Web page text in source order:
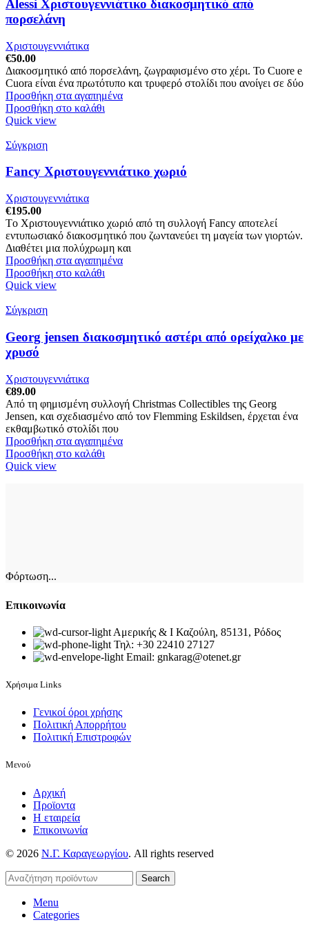
Alessi Χριστουγεννιάτικο διακοσμητικό από
πορσελάνη
Χριστουγεννιάτικα
€50.00
Διακοσμητικό από πορσελάνη, ζωγραφισμένο στο χέρι. Το Cuore e
Cuora είναι ένα πρωτότυπο και τρυφερό στολίδι που ανοίγει σε δύο
Προσθήκη στα αγαπημένα
Προσθήκη στο καλάθι
Quick view
Σύγκριση
Fancy Χριστουγεννιάτικο χωριό
Χριστουγεννιάτικα
€195.00
Tο Χριστουγεννιάτικο χωριό από τη συλλογή Fancy αποτελεί
εντυπωσιακό διακοσμητικό που ζωντανεύει τη μαγεία των γιορτών.
Διαθέτει μια πολύχρωμη και
Προσθήκη στα αγαπημένα
Προσθήκη στο καλάθι
Quick view
Σύγκριση
Georg jensen διακοσμητικό αστέρι από ορείχαλκο με
χρυσό
Χριστουγεννιάτικα
€89.00
Από τη φημισμένη συλλογή Christmas Collectibles της Georg
Jensen, και σχεδιασμένο από τον Flemming Eskildsen, έρχεται ένα
εκθαμβωτικό στολίδι που
Προσθήκη στα αγαπημένα
Προσθήκη στο καλάθι
Quick view
Φόρτωση...
Επικοινωνία
Αμερικής & Ι Καζούλη, 85131, Ρόδος
Τηλ: +30 22410 27127
Email: gnkarag@otenet.gr
Χρήσιμα Links
Γενικοί όροι χρήσης
Πολιτική Απορρήτου
Πολιτική Επιστροφών
Μενού
Αρχική
Προϊοντα
Η εταιρεία
Επικοινωνία
© 2026 Ν.Γ. Καραγεωργίου. All rights reserved
Search
Menu
Categories